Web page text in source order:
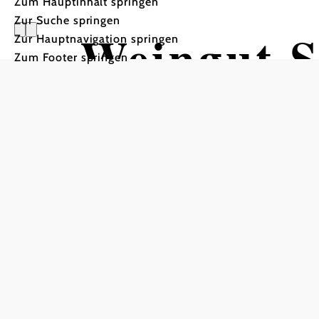
Zur Suche springen
Zur Hauptnavigation springen
Zum Footer springenWeingut